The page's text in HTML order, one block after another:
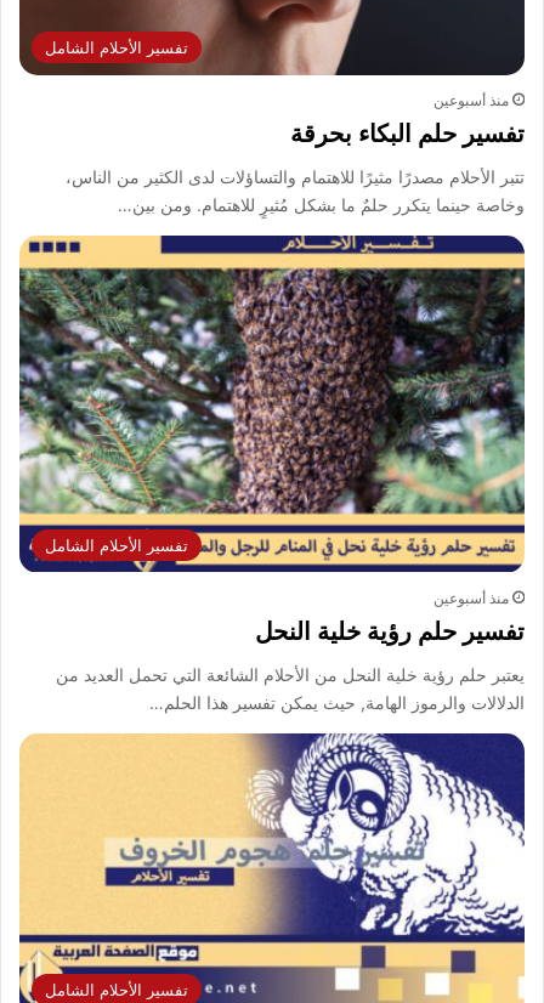
تفسير الأحلام الشامل
منذ أسبوعين
تفسير حلم البكاء بحرقة
تتبر الأحلام مصدرًا مثيرًا للاهتمام والتساؤلات لدى الكثير من الناس،
وخاصة حينما يتكرر حلمٌ ما بشكل مُثيرٍ للاهتمام. ومن بين…
تفسير الأحلام الشامل
منذ أسبوعين
تفسير حلم رؤية خلية النحل
يعتبر حلم رؤية خلية النحل من الأحلام الشائعة التي تحمل العديد من
الدلالات والرموز الهامة, حيث يمكن تفسير هذا الحلم…
تفسير الأحلام الشامل